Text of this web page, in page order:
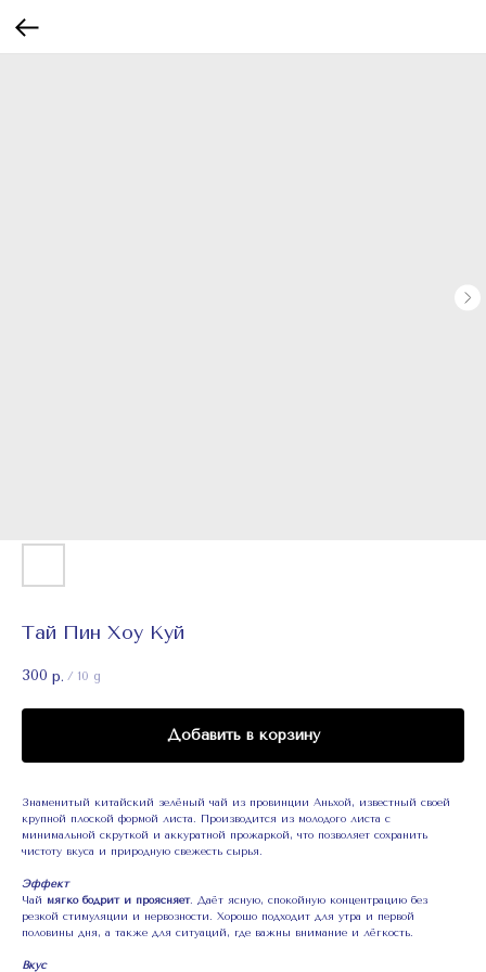
Тай Пин Хоу Куй
300 р. / 10 g
Добавить в корзину
Знаменитый китайский зелёный чай из провинции Аньхой, известный своей
крупной плоской формой листа. Производится из молодого листа с
минимальной скруткой и аккуратной прожаркой, что позволяет сохранить
чистоту вкуса и природную свежесть сырья.
Эффект
Чай мягко бодрит и проясняет. Даёт ясную, спокойную концентрацию без
резкой стимуляции и нервозности. Хорошо подходит для утра и первой
половины дня, а также для ситуаций, где важны внимание и лёгкость.
Вкус